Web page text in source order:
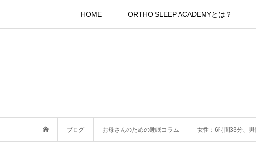
HOME ORTHO SLEEP ACADEMYとは？
ブログ お母さんのための睡眠コラム 女性：6時間33分、